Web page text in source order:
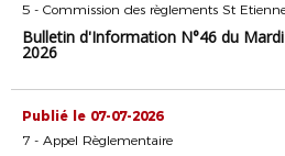
5 - Commission des règlements St
Bulletin d'Information N°46 du
2026
Publié le 07-07-2026
7 - Appel Règlementaire